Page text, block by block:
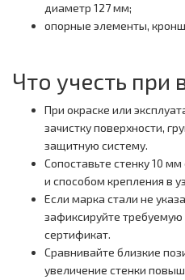
диаметр 127 мм;
опорные элементы,
Что учесть при
При окраске или
зачистку поверхности,
защитную систему.
Сопоставьте стенку 10
и способом крепления в
Если марка стали не
зафиксируйте требуемую
сертификат.
Сравнивайте близкие
увеличение стенки